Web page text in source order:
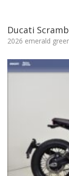
Ducati
2026 emerald